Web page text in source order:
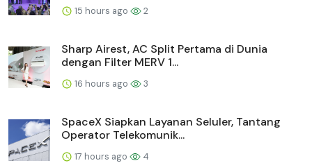
15 hours ago 2
Sharp Airest, AC Split Pertama di Dunia
dengan Filter MERV 1...
16 hours ago 3
SpaceX Siapkan Layanan Seluler, Tantang
Operator Telekomunik...
17 hours ago 4